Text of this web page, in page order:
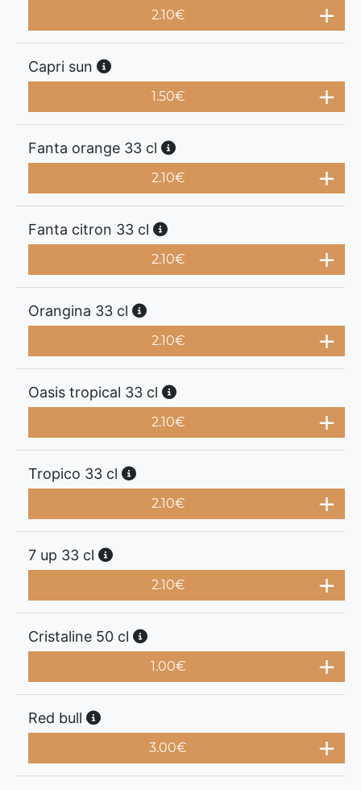
2.10€
Capri sun
1.50€
Fanta orange 33 cl
2.10€
Fanta citron 33 cl
2.10€
Orangina 33 cl
2.10€
Oasis tropical 33 cl
2.10€
Tropico 33 cl
2.10€
7 up 33 cl
2.10€
Cristaline 50 cl
1.00€
Red bull
3.00€